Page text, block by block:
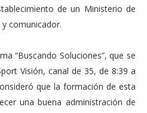
de un Ministerio de
y comunicador.
“Buscando Soluciones”, que se
Visión, canal de 35, de 8:39 a
que la formación de esta
una buena administración de